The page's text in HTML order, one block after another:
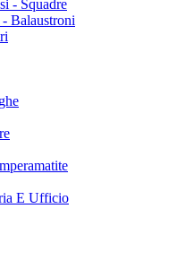
- Squadre
Balaustroni
E Ufficio